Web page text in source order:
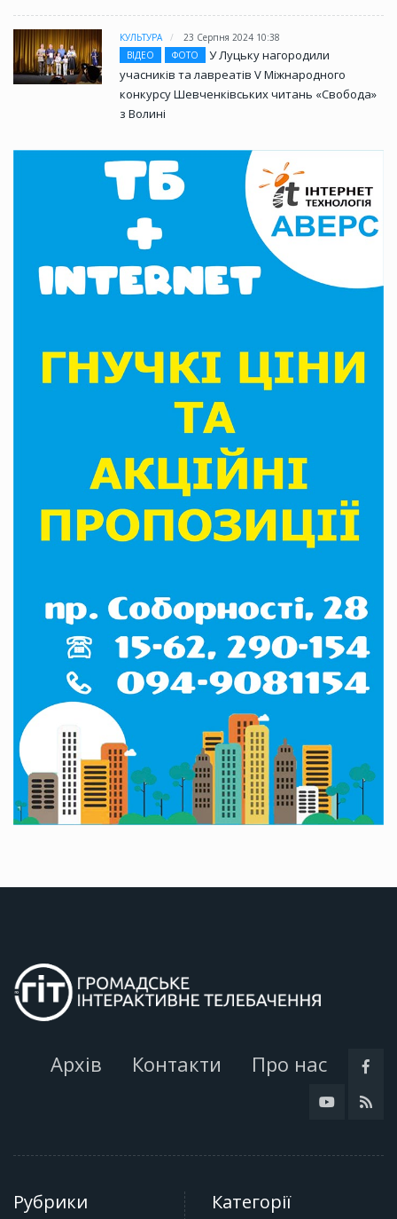
КУЛЬТУРА
23 Серпня 2024 10:38
ВІДЕО
ФОТО
У Луцьку нагородили
учасників та лавреатів V Міжнародного
конкурсу Шевченківських читань «Свобода»
з Волині
Архів Контакти Про нас
Рубрики Категорії